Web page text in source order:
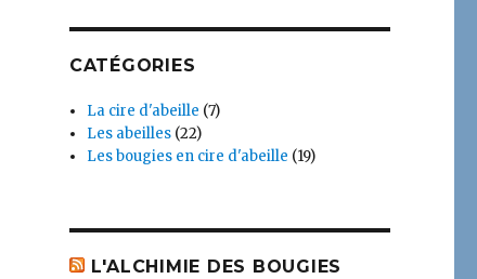
CATÉGORIES
La cire d'abeille (7)
Les abeilles (22)
Les bougies en cire d'abeille (19)
L'ALCHIMIE DES BOUGIES